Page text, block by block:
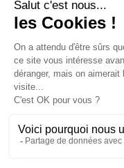
Politiques de